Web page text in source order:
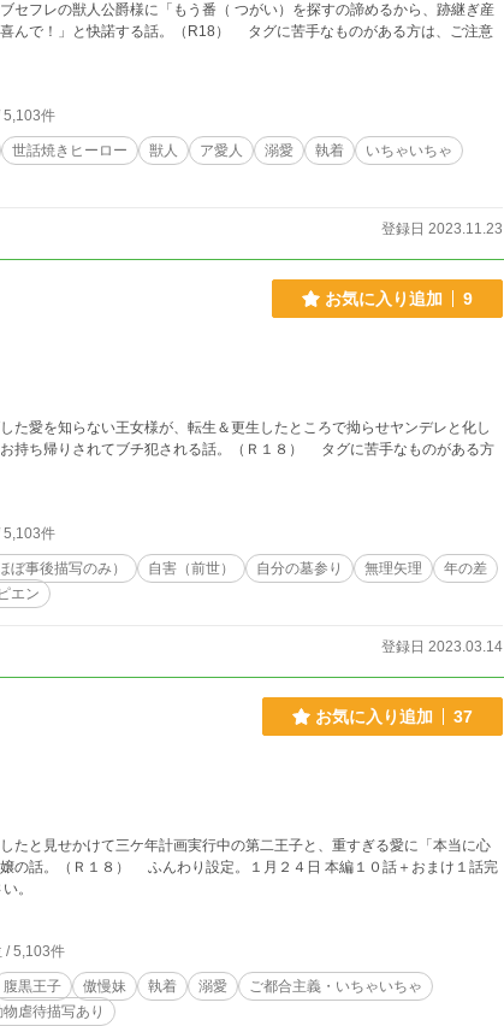
フレの獣人公爵様に「もう番（ つがい）を探すの諦めるから、跡継ぎ産
（R18） タグに苦手なものがある方は、ご注意
5,103件
世話焼きヒーロー 獣人 ア愛人 溺愛 執着
いちゃいちゃ
登録日 2023.11.23
お気に入り追加 9
愛を知らない王女様が、転生＆更生したところで拗らせヤンデレと化し
ブチ犯される話。（Ｒ１８） タグに苦手なものがある方
5,103件
ぼ事後描写のみ） 自害（前世） 自分の墓参り 無理矢理
年の差
エン
登録日 2023.03.14
お気に入り追加 37
と見せかけて三ケ年計画実行中の第二王子と、重すぎる愛に「本当に心
の話。（Ｒ１８） ふんわり設定。１月２４日 本編１０話＋おまけ１話完
。
/ 5,103件
腹黒王子 傲慢妹 執着 溺愛
ご都合主義・いちゃいちゃ
虐待描写あり